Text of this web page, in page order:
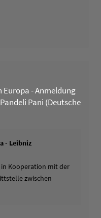
- Anmeldung
Pani (Deutsche
- Leibniz
in Kooperation mit der
zwischen